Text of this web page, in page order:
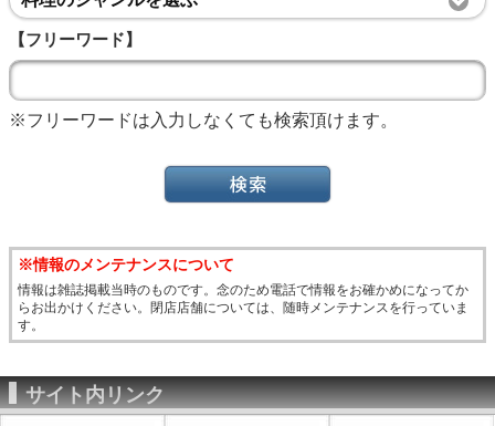
【フリーワード】
※フリーワードは入力しなくても検索頂けます。
※情報のメンテナンスについて
情報は雑誌掲載当時のものです。念のため電話で情報をお確かめになってか
らお出かけください。閉店店舗については、随時メンテナンスを行っていま
す。
サイト内リンク